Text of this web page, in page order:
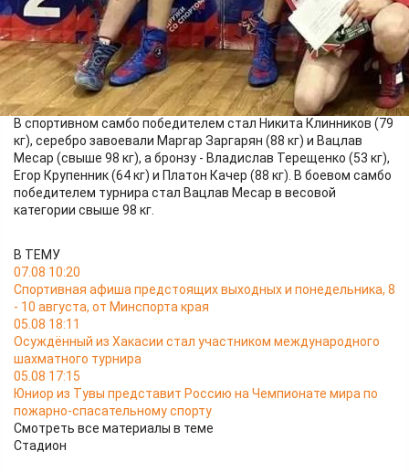
"Кречет". В турнире приняли участие более 70 спортсменов
из 12 регионов страны.
Спортсмены сборной Красноярского края завоевали семь
медалей в спортивном самбо и одну медаль в боевом самбо.
В спортивном самбо победителем стал Никита Клинников (79
кг), серебро завоевали Маргар Заргарян (88 кг) и Вацлав
Месар (свыше 98 кг), а бронзу - Владислав Терещенко (53 кг),
Егор Крупенник (64 кг) и Платон Качер (88 кг). В боевом самбо
победителем турнира стал Вацлав Месар в весовой
категории свыше 98 кг.
В ТЕМУ
07.08 10:20
Спортивная афиша предстоящих выходных и понедельника, 8
- 10 августа, от Минспорта края
05.08 18:11
Осуждённый из Хакасии стал участником международного
шахматного турнира
05.08 17:15
Юниор из Тувы представит Россию на Чемпионате мира по
пожарно-спасательному спорту
Смотреть все материалы в теме
Стадион